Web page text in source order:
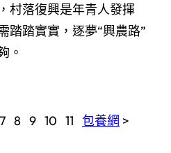
村落復興是年青人發揮
踏踏實實，逐夢“興農路”
。
8 9 10 11 包養網 >